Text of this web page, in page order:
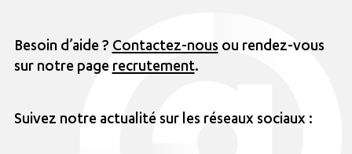
Besoin d’aide ? Contactez-nous ou rendez-vous
sur notre page recrutement.
Suivez notre actualité sur les réseaux sociaux :